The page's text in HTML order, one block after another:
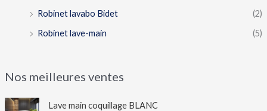
Robinet lavabo Bidet
(2)
Robinet lave-main
(5)
Nos meilleures ventes
Lave main coquillage BLANC